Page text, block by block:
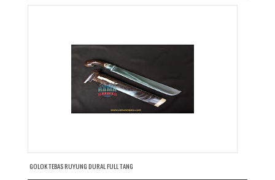
GOLOK TEBAS RUYUNG DURAL FULL TANG